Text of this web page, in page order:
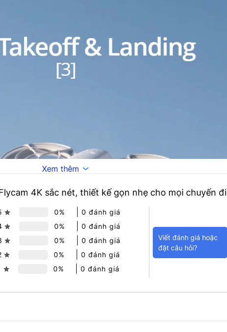
Xem thêm
4K sắc nét, thiết kế gọn nhẹ cho mọi chuyến đi
0%
0 đánh giá
0%
0 đánh giá
0%
0 đánh giá
0%
0 đánh giá
0% 0 đánh giá
Viết đánh giá hoặc
đặt câu hỏi?